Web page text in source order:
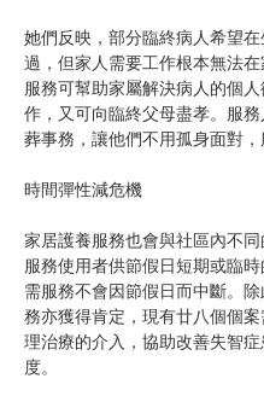
她們反映，部分臨終病人希望
過，但家人需要工作根本無法
服務可幫助家屬解決病人的個
作，又可向臨終父母盡孝。服
葬事務，讓他們不用孤身面對，
時間彈性減危機
家居護養服務也會與社區內不
服務使用者供節假日短期或臨
需服務不會因節假日而中斷。
務亦獲得肯定，現有廿八個個
理治療的介入，協助改善失智
度。